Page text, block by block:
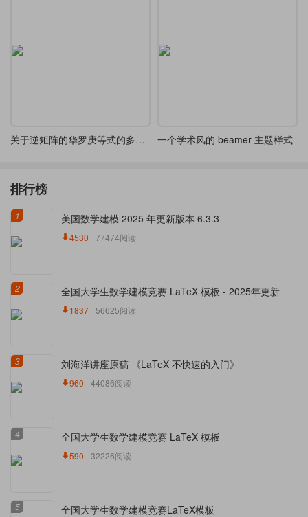
关于逆矩阵的华罗庚等式的多种解法 一个学术风的 beamer 主题样式
排行榜
1 美国数学建模 2025 年更新版本 6.3.3
4530 77474阅读
2 全国大学生数学建模竞赛 LaTeX 模板 - 2025年更新
1837 56625阅读
3 刘海洋讲座原稿 《LaTeX 不快速的入门》
960 44086阅读
4 全国大学生数学建模竞赛 LaTeX 模板
590 32226阅读
5 全国大学生数学建模竞赛LaTeX模板